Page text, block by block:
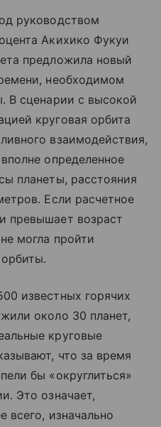
руководством
Акихико Фукуи
предложила новый
необходимом
В сценарии с высокой
круговая орбита
взаимодействия,
определенное
планеты, расстояния
Если расчетное
превышает возраст
могла пройти
известных горячих
около 30 планет,
круговые
что за время
бы «округлиться»
Это означает,
всего, изначально